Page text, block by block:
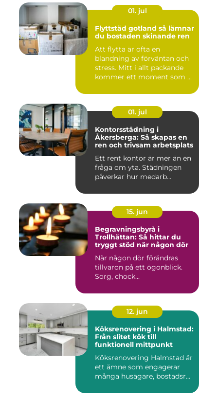
01. jul
Flyttstäd gotland så lämnar
du bostaden skinande ren
Att flytta är ofta en
blandning av förväntan och
stress. Mitt i allt packande
kommer ett moment som ...
01. jul
Kontorsstädning i
Åkersberga: Så skapas en
ren och trivsam arbetsplats
Ett rent kontor är mer än en
fråga om yta. Städningen
påverkar hur medarb...
15. jun
Begravningsbyrå i
Trollhättan: Så hittar du
tryggt stöd när någon dör
När någon dör förändras
tillvaron på ett ögonblick.
Sorg, chock...
12. jun
Köksrenovering i Halmstad:
Från slitet kök till
funktionell mittpunkt
Köksrenovering Halmstad är
ett ämne som engagerar
många husägare, bostadsr...